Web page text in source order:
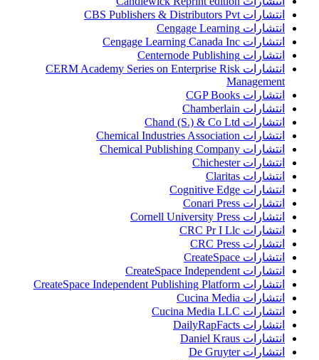
انتشارات CBS Publishers & Distributors Pvt
انتشارات Cengage Learning
انتشارات Cengage Learning Canada Inc
انتشارات Centernode Publishing
انتشارات CERM Academy Series on Enterprise Risk
Management
انتشارات CGP Books
انتشارات Chamberlain
انتشارات Chand (S.) & Co Ltd
انتشارات Chemical Industries Association
انتشارات Chemical Publishing Company
انتشارات Chichester
انتشارات Claritas
انتشارات Cognitive Edge
انتشارات Conari Press
انتشارات Cornell University Press
انتشارات CRC Pr I Llc
انتشارات CRC Press
انتشارات CreateSpace
انتشارات CreateSpace Independent
انتشارات CreateSpace Independent Publishing Platform
انتشارات Cucina Media
انتشارات Cucina Media LLC
انتشارات DailyRapFacts
انتشارات Daniel Kraus
انتشارات De Gruyter